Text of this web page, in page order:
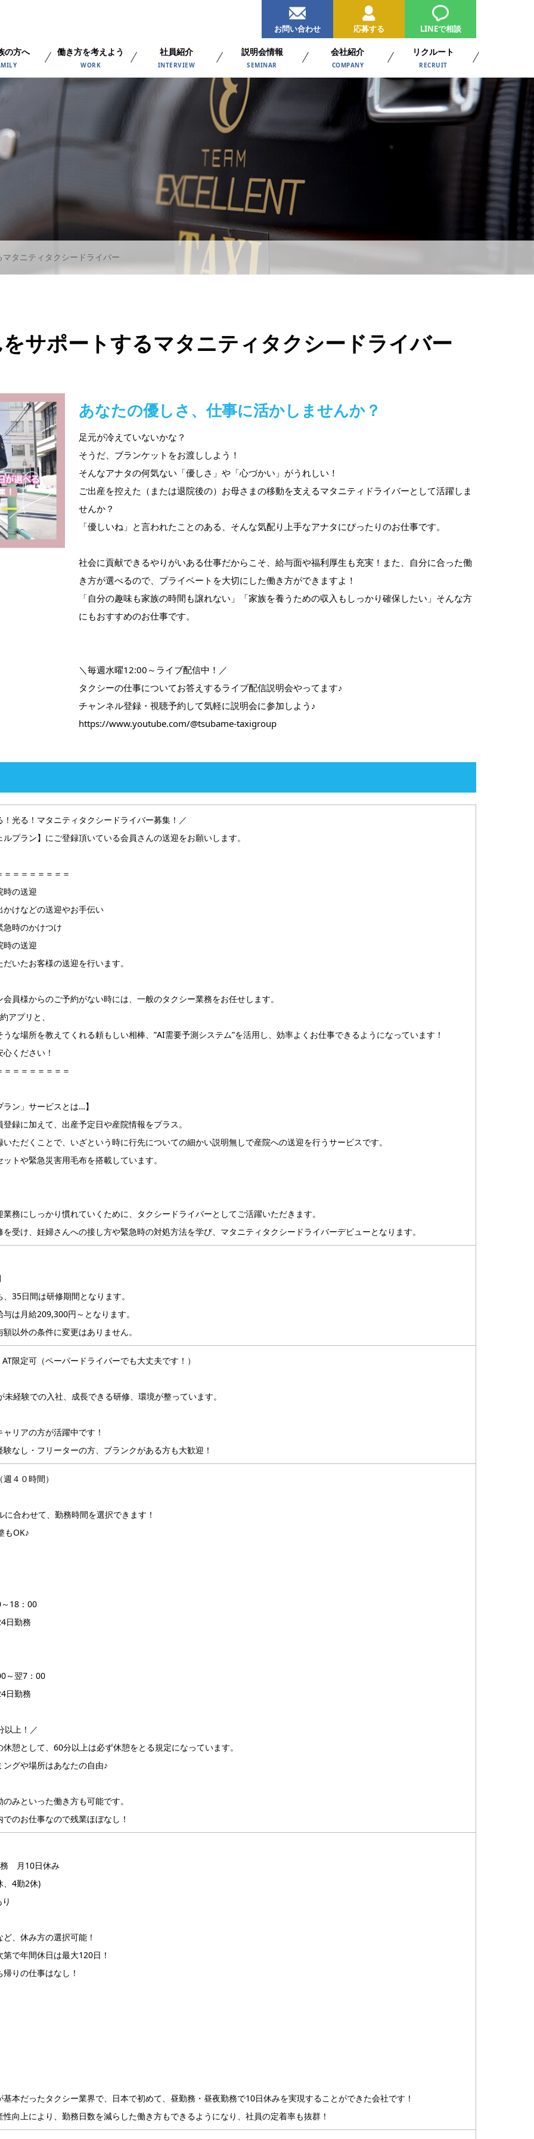
お問い合わせ 応募する LINEで相談
の方へ 働き方を考えよう
WORK
社員紹介
INTERVIEW
説明会情報
SEMINAR
会社紹介
COMPANY
リクルート
RECRUIT
タニティタクシードライバー
サポートするマタニティタクシードライバー
あなたの優しさ、仕事に活かしませんか？
足元が冷えていないかな？
そうだ、ブランケットをお渡ししよう！
そんなアナタの何気ない「優しさ」や「心づかい」がうれしい！
ご出産を控えた（または退院後の）お母さまの移動を支えるマタニティドライバーとして活躍しま
せんか？
「優しいね」と言われたことのある、そんな気配り上手なアナタにぴったりのお仕事です。
社会に貢献できるやりがいある仕事だからこそ、給与面や福利厚生も充実！また、自分に合った働
き方が選べるので、プライベートを大切にした働き方ができますよ！
「自分の趣味も家族の時間も譲れない」「家族を養うための収入もしっかり確保したい」そんな方
にもおすすめのお仕事です。
＼毎週水曜12:00～ライブ配信中！／
タクシーの仕事についてお答えするライブ配信説明会やってます♪
チャンネル登録・視聴予約して気軽に説明会に参加しよう♪
https://www.youtube.com/@tsubame-taxigroup
光る！マタニティタクシードライバー募集！／
プラン】にご登録頂いている会員さんの送迎をお願いします。
＝＝＝＝＝＝＝
時の送迎
かけなどの送迎やお手伝い
急時のかけつけ
時の送迎
いたお客様の送迎を行います。
員様からのご予約がない時には、一般のタクシー業務をお任せします。
アプリと、
な場所を教えてくれる頼もしい相棒、”AI需要予測システム”を活用し、効率よくお仕事できるようになっています！
ください！
＝＝＝＝＝＝＝
ン」サービスとは…】
録に加えて、出産予定日や産院情報をプラス。
ただくことで、いざという時に行先についての細かい説明無しで産院への送迎を行うサービスです。
トや緊急災害用毛布を搭載しています。
務にしっかり慣れていくために、タクシードライバーとしてご活躍いただきます。
受け、妊婦さんへの接し方や緊急時の対処方法を学び、マタニティタクシードライバーデビューとなります。
35日間は研修期間となります。
は月給209,300円～となります。
以外の条件に変更はありません。
限定可（ペーパードライバーでも大丈夫です！）
経験での入社、成長できる研修、環境が整っています。
リアの方が活躍中です！
なし・フリーターの方、ブランクがある方も大歓迎！
４０時間）
に合わせて、勤務時間を選択できます！
もOK♪
18：00
日勤務
～翌7：00
日勤務
以上！／
憩として、60分以上は必ず休憩をとる規定になっています。
グや場所はあなたの自由♪
みといった働き方も可能です。
のお仕事なので残業ほぼなし！
務 月10日休み
、4勤2休)
り
、休み方の選択可能！
で年間休日は最大120日！
りの仕事はなし！
本だったタクシー業界で、日本で初めて、昼勤務・昼夜勤務で10日休みを実現することができた会社です！
向上により、勤務日数を減らした働き方もできるようになり、社員の定着率も抜群！